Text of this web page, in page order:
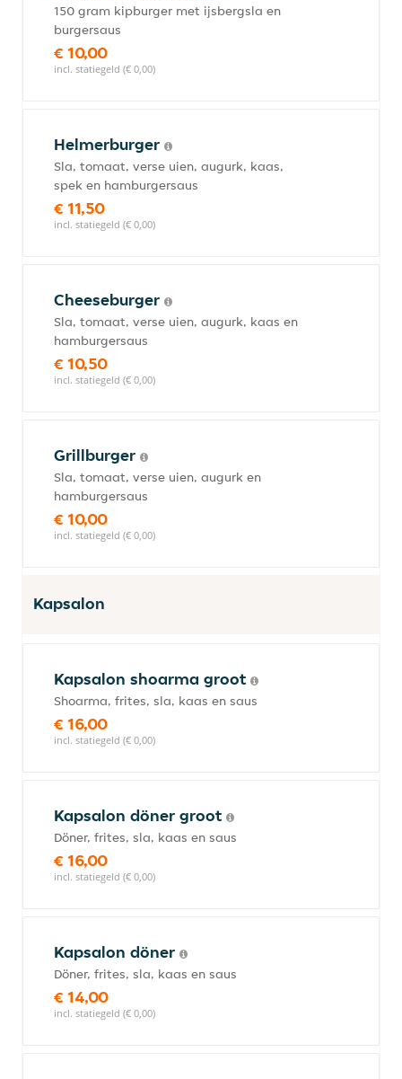
150 gram kipburger met ijsbergsla en
burgersaus
€ 10,00
incl. statiegeld (€ 0,00)
Helmerburger
Sla, tomaat, verse uien, augurk, kaas,
spek en hamburgersaus
€ 11,50
incl. statiegeld (€ 0,00)
Cheeseburger
Sla, tomaat, verse uien, augurk, kaas en
hamburgersaus
€ 10,50
incl. statiegeld (€ 0,00)
Grillburger
Sla, tomaat, verse uien, augurk en
hamburgersaus
€ 10,00
incl. statiegeld (€ 0,00)
Kapsalon
Kapsalon shoarma groot
Shoarma, frites, sla, kaas en saus
€ 16,00
incl. statiegeld (€ 0,00)
Kapsalon döner groot
Döner, frites, sla, kaas en saus
€ 16,00
incl. statiegeld (€ 0,00)
Kapsalon döner
Döner, frites, sla, kaas en saus
€ 14,00
incl. statiegeld (€ 0,00)